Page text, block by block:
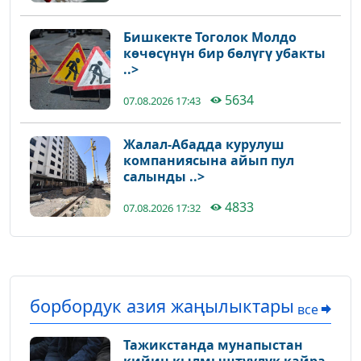
Бишкекте Тоголок Молдо
көчөсүнүн бир бөлүгү убакты
..>
07.08.2026 17:43 5634
Жалал-Абадда курулуш
компаниясына айып пул
салынды ..>
07.08.2026 17:32 4833
борбордук азия жаңылыктары все
Тажикстанда мунапыстан